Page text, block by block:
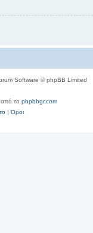
Software © phpBB Limited
από το phpbbgr.com
|Όροι